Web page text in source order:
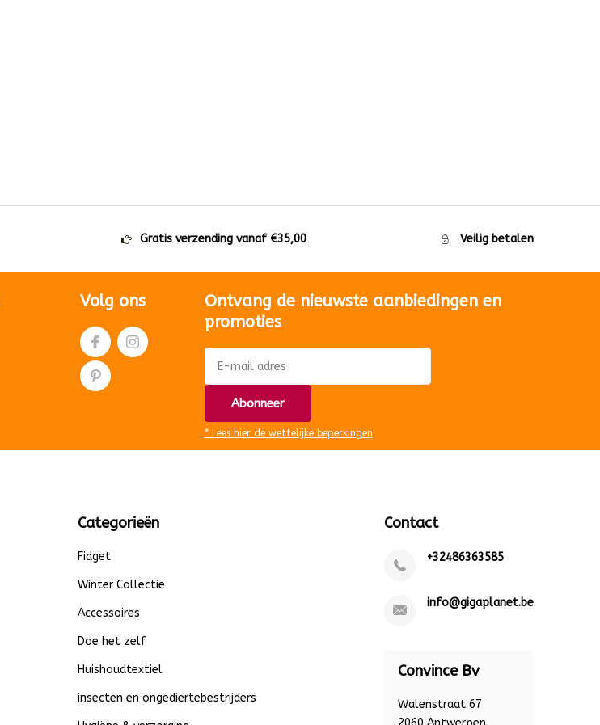
Gratis verzending vanaf €35,00 Veilig betalen
Volg ons
Ontvang de nieuwste aanbiedingen en
promoties
Abonneer
* Lees hier de wettelijke beperkingen
Categorieën
Fidget
Winter Collectie
Accessoires
Doe het zelf
Huishoudtextiel
insecten en ongediertebestrijders
Contact
+32486363585
info@gigaplanet.be
Convince Bv
Walenstraat 67